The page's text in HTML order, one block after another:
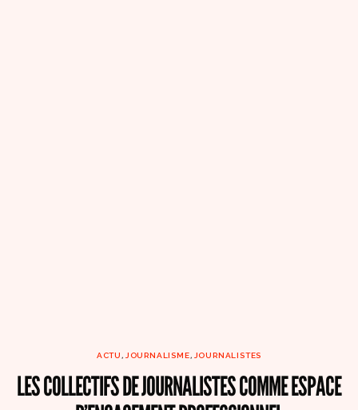
ACTU, JOURNALISME, JOURNALISTES
LES COLLECTIFS DE JOURNALISTES COMME ESPACE